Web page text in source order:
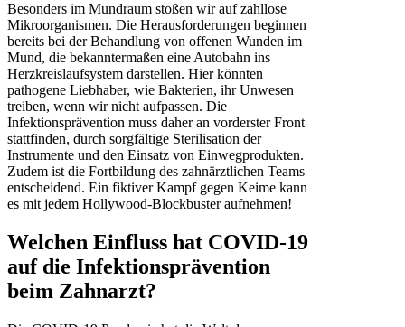
Besonders im Mundraum stoßen wir auf zahllose
Mikroorganismen. Die Herausforderungen beginnen
bereits bei der Behandlung von offenen Wunden im
Mund, die bekanntermaßen eine Autobahn ins
Herzkreislaufsystem darstellen. Hier könnten
pathogene Liebhaber, wie Bakterien, ihr Unwesen
treiben, wenn wir nicht aufpassen. Die
Infektionsprävention muss daher an vorderster Front
stattfinden, durch sorgfältige Sterilisation der
Instrumente und den Einsatz von Einwegprodukten.
Zudem ist die Fortbildung des zahnärztlichen Teams
entscheidend. Ein fiktiver Kampf gegen Keime kann
es mit jedem Hollywood-Blockbuster aufnehmen!
Welchen Einfluss hat COVID-19
auf die Infektionsprävention
beim Zahnarzt?